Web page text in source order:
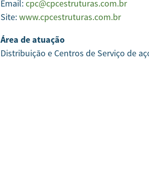
Email:cpc@cpcestruturas.com.br
Site:www.cpcestruturas.com.br
Área de atuação
Distribuição e Centros de Serviço de